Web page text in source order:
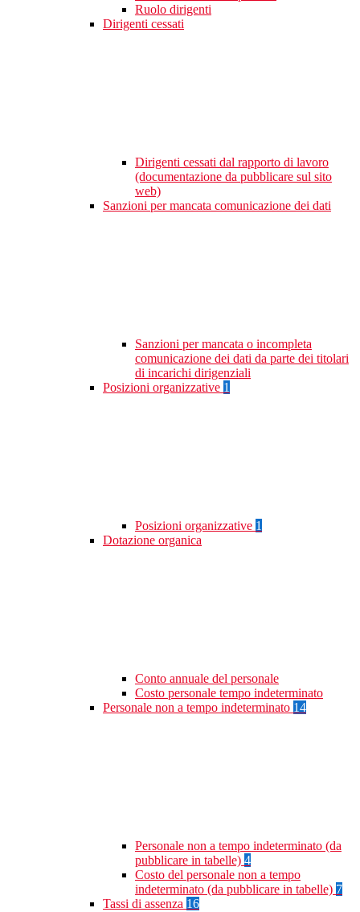
Ruolo dirigenti
Dirigenti cessati
Dirigenti cessati dal rapporto di lavoro
(documentazione da pubblicare sul sito
web)
Sanzioni per mancata comunicazione dei dati
Sanzioni per mancata o incompleta
comunicazione dei dati da parte dei titolari
di incarichi dirigenziali
Posizioni organizzative 1
Posizioni organizzative 1
Dotazione organica
Conto annuale del personale
Costo personale tempo indeterminato
Personale non a tempo indeterminato 14
Personale non a tempo indeterminato (da
pubblicare in tabelle) 4
Costo del personale non a tempo
indeterminato (da pubblicare in tabelle) 7
Tassi di assenza 16